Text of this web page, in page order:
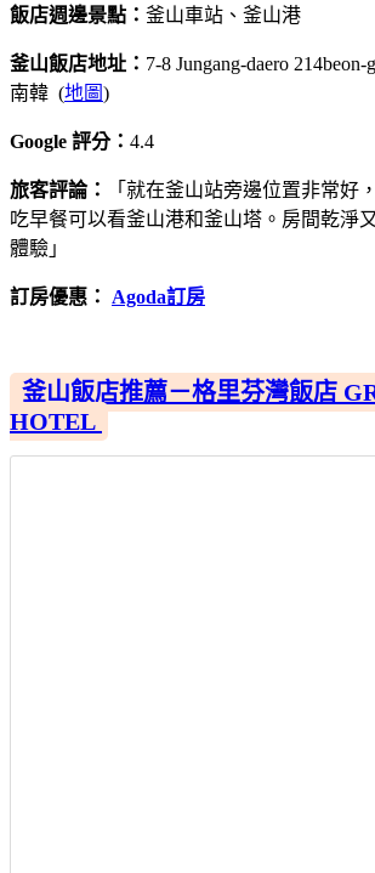
飯店週邊景點： 釜山車站、釜山港
釜山飯店地址： 7-8 Jungang-daero
南韓 (地圖)
Google 評分： 4.4
旅客評論：
「就在釜山站旁邊位置非常好
吃早餐可以看釜山港和釜山塔。房間乾淨
體驗」
訂房優惠： Agoda訂房
釜山飯店推薦－格里芬灣飯店
HOTEL